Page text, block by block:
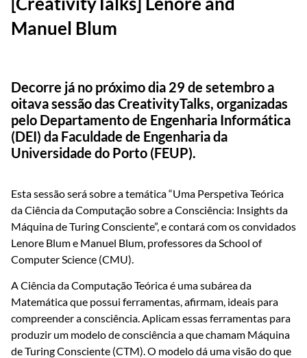
Manuel Blum
Decorre já no próximo dia 29 de setembro a
oitava sessão das CreativityTalks, organizadas
pelo Departamento de Engenharia Informática
(DEI) da Faculdade de Engenharia da
Universidade do Porto (FEUP).
Esta sessão será sobre a temática “Uma Perspetiva Teórica
da Ciência da Computação sobre a Consciência: Insights da
Máquina de Turing Consciente”, e contará com os convidados
Lenore Blum e Manuel Blum, professores da School of
Computer Science (CMU).
A Ciência da Computação Teórica é uma subárea da
Matemática que possui ferramentas, afirmam, ideais para
compreender a consciência. Aplicam essas ferramentas para
produzir um modelo de consciência a que chamam Máquina
de Turing Consciente (CTM). O modelo dá uma visão do que